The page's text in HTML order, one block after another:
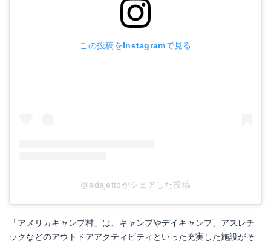
この投稿をInstagramで見る
@adajettoがシェアした投稿
「アメリカキャンプ村」は、キャンプやデイキャンプ、アスレチ
ックなどのアウトドアアクティビティといった充実した施設がそ